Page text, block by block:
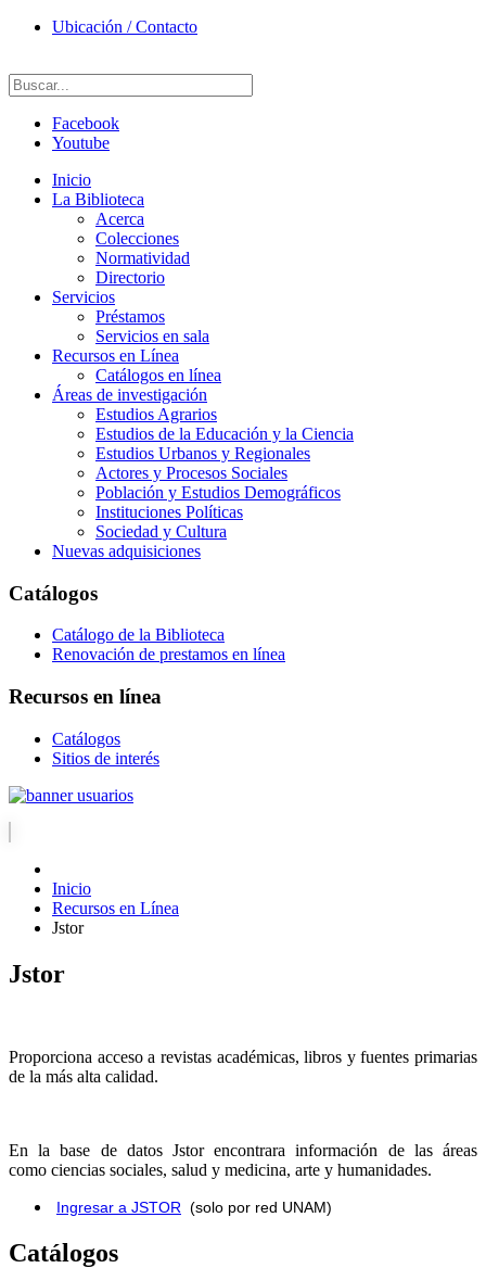
Ubicación / Contacto
Facebook
Youtube
Inicio
La Biblioteca
Acerca
Colecciones
Normatividad
Directorio
Servicios
Préstamos
Servicios en sala
Recursos en Línea
Catálogos en línea
Áreas de investigación
Estudios Agrarios
Estudios de la Educación y la Ciencia
Estudios Urbanos y Regionales
Actores y Procesos Sociales
Población y Estudios Demográficos
Instituciones Políticas
Sociedad y Cultura
Nuevas adquisiciones
Catálogos
Catálogo de la Biblioteca
Renovación de prestamos en línea
Recursos en línea
Catálogos
Sitios de interés
Inicio
Recursos en Línea
Jstor
Jstor
Proporciona acceso a revistas académicas, libros y fuentes primarias
de la más alta calidad.
En la base de datos Jstor encontrara información de las áreas
como ciencias sociales, salud y medicina, arte y humanidades.
Ingresar a JSTOR (solo por red UNAM)
Catálogos